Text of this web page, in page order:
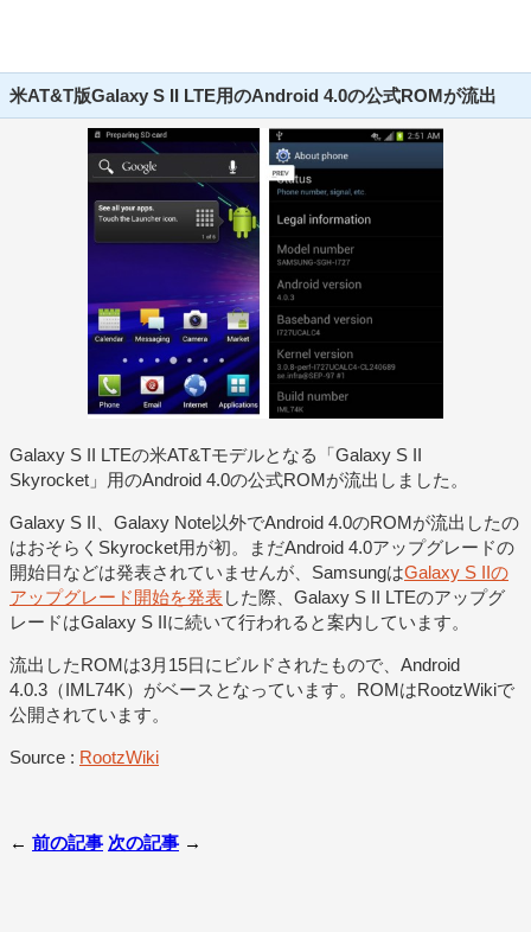
米AT&T版Galaxy S II LTE用のAndroid 4.0の公式ROMが流出
Galaxy S II LTEの米AT&Tモデルとなる「Galaxy S II
Skyrocket」用のAndroid 4.0の公式ROMが流出しました。
Galaxy S II、Galaxy Note以外でAndroid 4.0のROMが流出したの
はおそらくSkyrocket用が初。まだAndroid 4.0アップグレードの
開始日などは発表されていませんが、SamsungはGalaxy S IIの
アップグレード開始を発表した際、Galaxy S II LTEのアップグ
レードはGalaxy S IIに続いて行われると案内しています。
流出したROMは3月15日にビルドされたもので、Android
4.0.3（IML74K）がベースとなっています。ROMはRootzWikiで
公開されています。
Source : RootzWiki
← 前の記事 次の記事 →